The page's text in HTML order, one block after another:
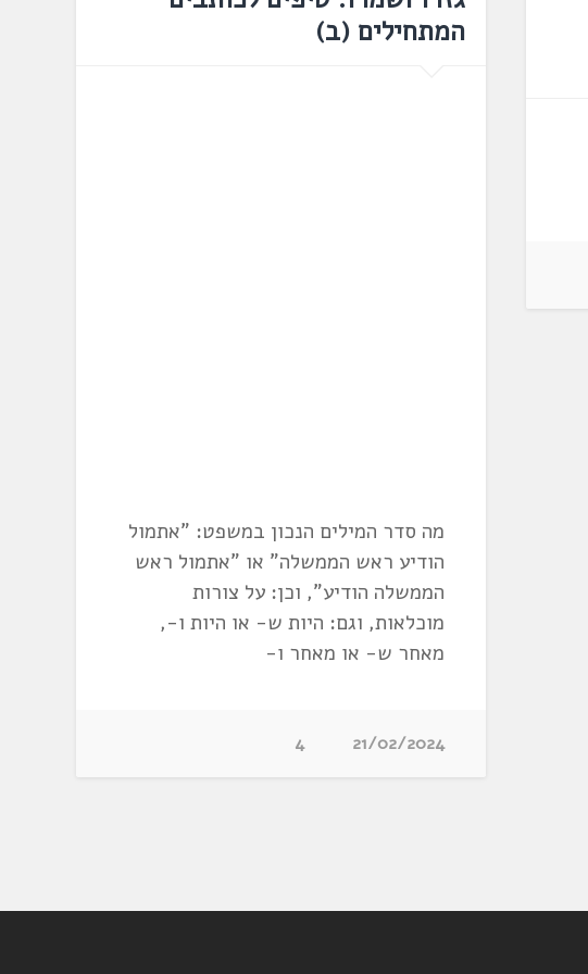
המתחילים (ב)
מה סדר המילים הנכון במשפט: "אתמול
הודיע ראש הממשלה" או "אתמול ראש
הממשלה הודיע", וכן: על צורות
מוכלאות, וגם: היות ש- או היות ו-,
מאחר ש- או מאחר ו-
21/02/2024
4